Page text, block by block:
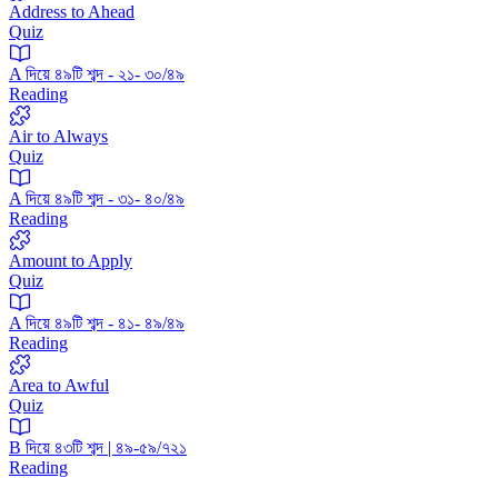
Address to Ahead
Quiz
A দিয়ে ৪৯টি শব্দ - ২১- ৩০/৪৯
Reading
Air to Always
Quiz
A দিয়ে ৪৯টি শব্দ - ৩১- ৪০/৪৯
Reading
Amount to Apply
Quiz
A দিয়ে ৪৯টি শব্দ - ৪১- ৪৯/৪৯
Reading
Area to Awful
Quiz
B দিয়ে ৪৩টি শব্দ | ৪৯-৫৯/৭২১
Reading